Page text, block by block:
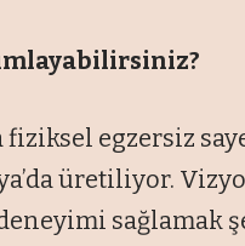
egzersiz
üretiliyor.
sağlamak